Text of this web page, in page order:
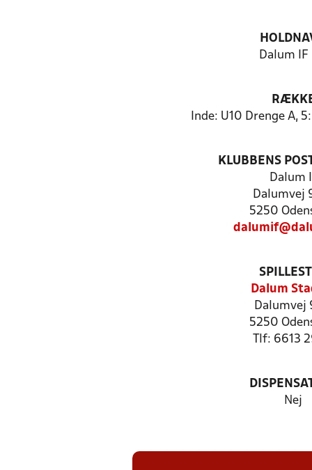
Dalum IF
Inde: U10 Drenge A,
KLUBBENS
Dalum
Dalumvej
5250
Dalum
Dalumvej
5250
Tlf: 6613
Nej